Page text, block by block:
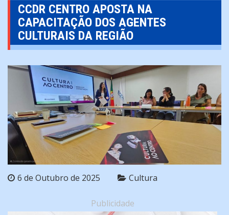
CCDR CENTRO APOSTA NA
CAPACITAÇÃO DOS AGENTES
CULTURAIS DA REGIÃO
6 de Outubro de 2025 Cultura
Publicidade